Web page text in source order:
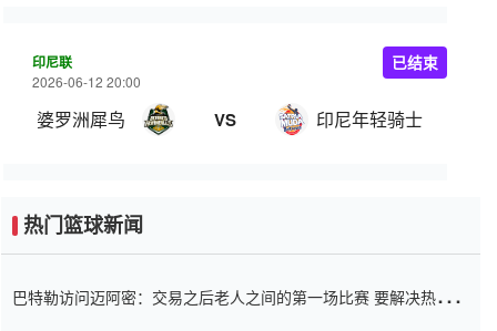
印尼联
2026-06-12 20:00
婆罗洲犀鸟 VS 印尼年轻骑士
已结束
热门篮球新闻
巴特勒访问迈阿密：交易之后老人之间的第一场比赛 要解决热情的